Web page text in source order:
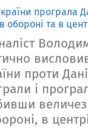
програла
обороні та в
проти
і
в